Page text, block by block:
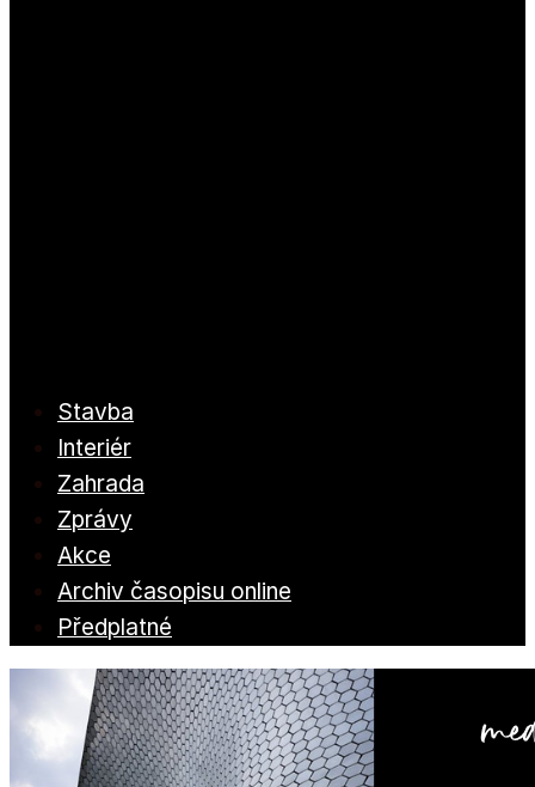
Stavba
Interiér
Zahrada
Zprávy
Akce
Archiv časopisu online
Předplatné